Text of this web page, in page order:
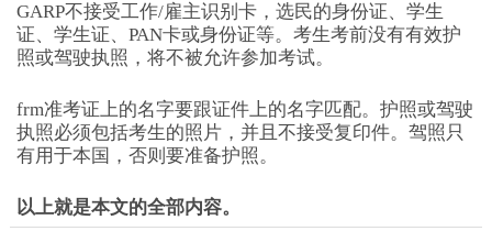
GARP不接受工作/雇主识别卡，选民的身份证、学生
证、学生证、PAN卡或身份证等。考生考前没有有效护
照或驾驶执照，将不被允许参加考试。
frm准考证上的名字要跟证件上的名字匹配。护照或驾驶
执照必须包括考生的照片，并且不接受复印件。驾照只
有用于本国，否则要准备护照。
以上就是本文的全部内容。